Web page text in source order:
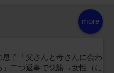
more
子「父さんと母さんに会わ
」二つ返事で快諾→女性（に